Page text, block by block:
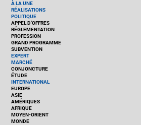
À LA UNE
RÉALISATIONS
POLITIQUE
APPEL D’OFFRES
RÉGLEMENTATION
PROFESSION
GRAND PROGRAMME
SUBVENTION
EXPERT
MARCHÉ
CONJONCTURE
ÉTUDE
INTERNATIONAL
EUROPE
ASIE
AMÉRIQUES
AFRIQUE
MOYEN-ORIENT
MONDE